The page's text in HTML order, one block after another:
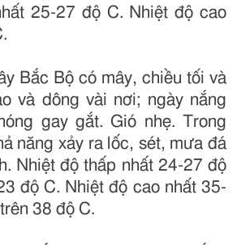
25-27 độ C. Nhiệt độ cao
Bắc Bộ có mây, chiều tối và
và dông vài nơi; ngày nắng
gay gắt. Gió nhẹ. Trong
năng xảy ra lốc, sét, mưa đá
Nhiệt độ thấp nhất 24-27 độ
độ C. Nhiệt độ cao nhất 35-
38 độ C.